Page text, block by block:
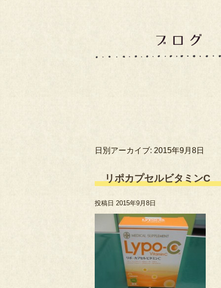
日別アーカイブ: 2015年9月8日
リポカプセルビタミンC
投稿日 2015年9月8日